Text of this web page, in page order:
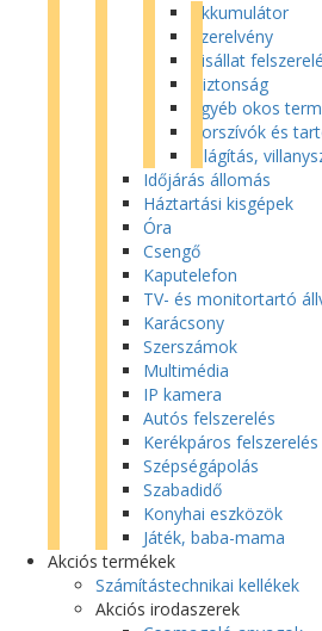
Akkumulátor
Szerelvény
Kisállat
Biztonság
Egyéb okos
Porszívók és
Világítás,
Időjárás állomás
Háztartási kisgépek
Óra
Csengő
Kaputelefon
TV- és monitortartó
Karácsony
Szerszámok
Multimédia
IP kamera
Autós felszerelés
Kerékpáros felszerelés
Szépségápolás
Szabadidő
Konyhai eszközök
Játék, baba-mama
Akciós termékek
Számítástechnikai kellékek
Akciós irodaszerek